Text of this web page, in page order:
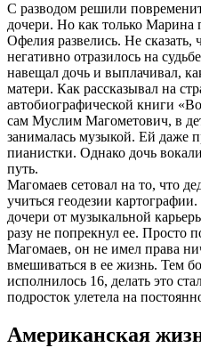
С разводом решили
дочери. Но как только Марина
Офелия развелись. Не сказать,
негативно отразилось на
навещал дочь и выплачивал,
матери. Как рассказывал на
автобиографической книги
сам Муслим Магометович, в
занималась музыкой. Ей даже
пианистки. Однако дочь
путь.
Магомаев сетовал на то, что
учиться геодезии
дочери от музыкальной
разу не попрекнул ее. Просто
Магомаев, он не имел права
вмешиваться в ее жизнь. Тем
исполнилось 16, делать это
подросток улетела на
Американская